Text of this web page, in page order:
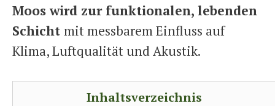
Moos wird zur funktionalen, lebenden
Schicht mit messbarem Einfluss auf
Klima, Luftqualität und Akustik.
Inhaltsverzeichnis